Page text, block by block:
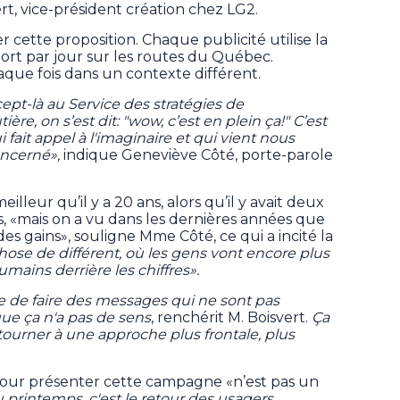
vice-président création chez LG2.
cette proposition. Chaque publicité utilise la
par jour sur les routes du Québec.
fois dans un contexte différent.
là au Service des stratégies de
on s’est dit: "wow, c’est en plein ça!" C’est
appel à l'imaginaire et qui vient nous
indique Geneviève Côté, porte-parole
qu’il y a 20 ans, alors qu’il y avait deux
on a vu dans les dernières années que
gains», souligne Mme Côté, ce qui a incité la
de différent, où les gens vont encore plus
derrière les chiffres».
de faire des messages qui ne sont pas
ça n'a pas de sens, renchérit M. Boisvert. Ça
à une approche plus frontale, plus
présenter cette campagne «n’est pas un